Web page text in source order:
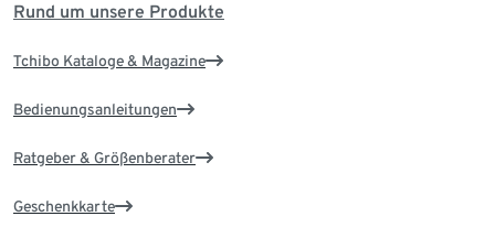
Rund um unsere Produkte
Tchibo Kataloge & Magazine
Bedienungsanleitungen
Ratgeber & Größenberater
Geschenkkarte